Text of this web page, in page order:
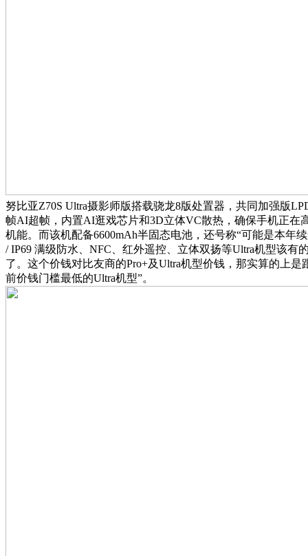
努比亚Z70S Ultra摄影师版搭载骁龙8版处置器，共同加强版
帧AI超帧，内置AI逛戏芯片和3D立体VC散热，确保手机正在
机能。而该机配备6600mAh半固态电池，还号称“可能是本年
/ IP69 满级防水、NFC、红外遥控、立体双扬等Ultra机型该有
了。这个价钱对比友商的Pro+及Ultra机型价钱，那实算的上是
前价钱门槛最低的Ultra机型”。